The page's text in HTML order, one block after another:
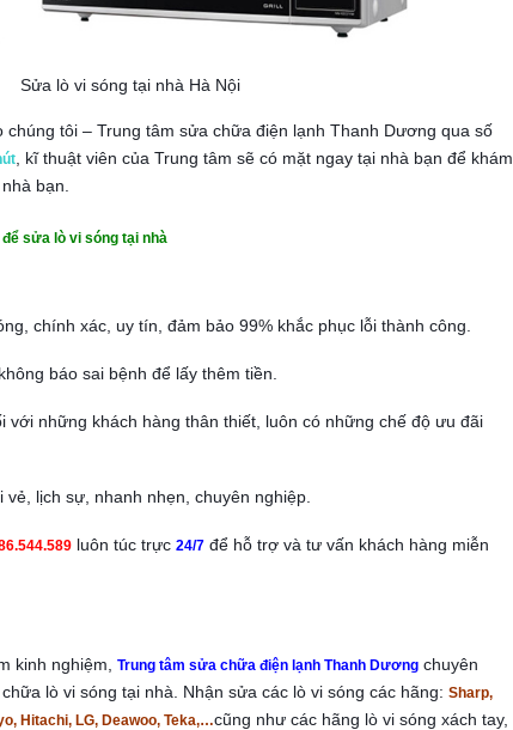
Sửa lò vi sóng tại nhà Hà Nội
chúng tôi – Trung tâm sửa chữa điện lạnh Thanh Dương qua số
, kĩ thuật viên của Trung tâm sẽ có mặt ngay tại nhà bạn để khám
bạn.
sửa lò vi sóng tại nhà
chính xác, uy tín, đảm bảo 99% khắc phục lỗi thành công.
báo sai bệnh để lấy thêm tiền.
với những khách hàng thân thiết, luôn có những chế độ ưu đãi
lịch sự, nhanh nhẹn, chuyên nghiệp.
luôn túc trực 24/7 để hỗ trợ và tư vấn khách hàng miễn
kinh nghiệm, Trung tâm sửa chữa điện lạnh Thanh Dương chuyên
lò vi sóng tại nhà. Nhận sửa các lò vi sóng các hãng: Sharp,
Hitachi, LG, Deawoo, Teka,…cũng như các hãng lò vi sóng xách tay,